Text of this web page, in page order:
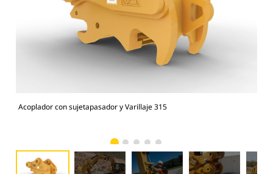
Acoplador con sujetapasador y Varillaje 315